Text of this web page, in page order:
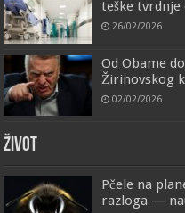
teške tvrdnje
26/02/2026
Od Obame
Žirinovskog
02/02/2026
ŽIVOT
Pčele na
razloga —